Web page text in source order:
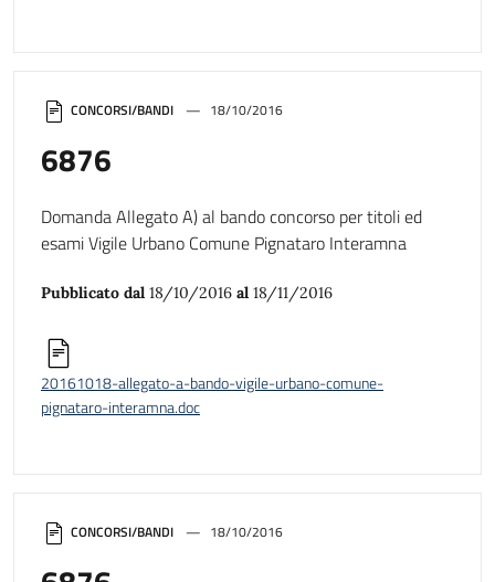
CONCORSI/BANDI 18/10/2016
CONCORSI/BANDI 18/10/2016
6876
Domanda Allegato A) al bando concorso per titoli ed
esami Vigile Urbano Comune Pignataro Interamna
Pubblicato dal 18/10/2016 al 18/11/2016
20161018-allegato-a-bando-vigile-urbano-comune-
pignataro-interamna.doc